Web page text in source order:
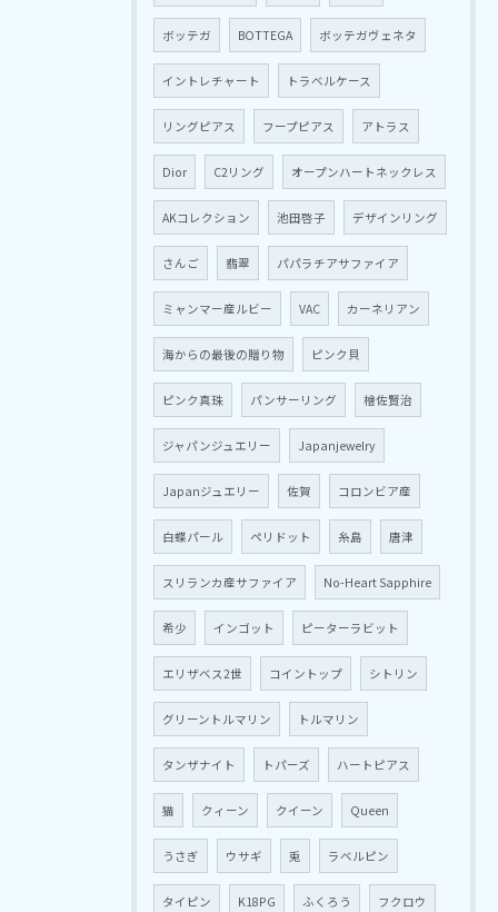
ボッテガ BOTTEGA ボッテガヴェネタ
イントレチャート トラベルケース
リングピアス フープピアス アトラス
Dior C2リング オープンハートネックレス
AKコレクション 池田啓子 デザインリング
さんご 翡翠 パパラチアサファイア
ミャンマー産ルビー VAC カーネリアン
海からの最後の贈り物 ピンク貝
ピンク真珠 パンサーリング 檜佐賢治
ジャパンジュエリー Japanjewelry
Japanジュエリー 佐賀 コロンビア産
白蝶パール ペリドット 糸島 唐津
スリランカ産サファイア No-Heart Sapphire
希少 インゴット ピーターラビット
エリザベス2世 コイントップ シトリン
グリーントルマリン トルマリン
タンザナイト トパーズ ハートピアス
猫 クィーン クイーン Queen
うさぎ ウサギ 兎 ラベルピン
タイピン K18PG ふくろう フクロウ